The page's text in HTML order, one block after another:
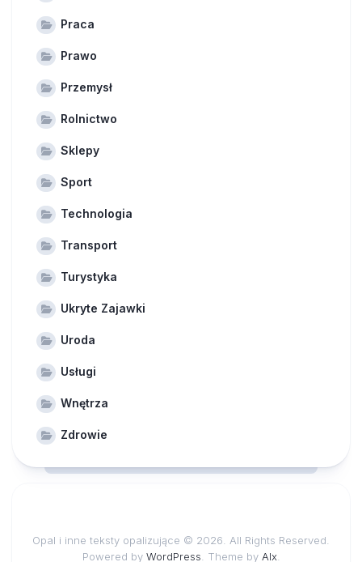
Praca
Prawo
Przemysł
Rolnictwo
Sklepy
Sport
Technologia
Transport
Turystyka
Ukryte Zajawki
Uroda
Usługi
Wnętrza
Zdrowie
Opal i inne teksty opalizujące © 2026. All Rights Reserved.
Powered by WordPress . Theme by Alx